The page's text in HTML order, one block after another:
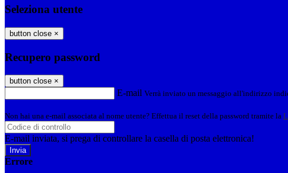
Seleziona utente
button close ×
Recupero password
button close ×
E-mail Verrà inviato un messaggio all'indirizzo
Non hai una e-mail associata al nome utente? Effettua il reset della password tramite la
E-mail inviata, si prega di controllare la casella di posta elettronica!
Errore